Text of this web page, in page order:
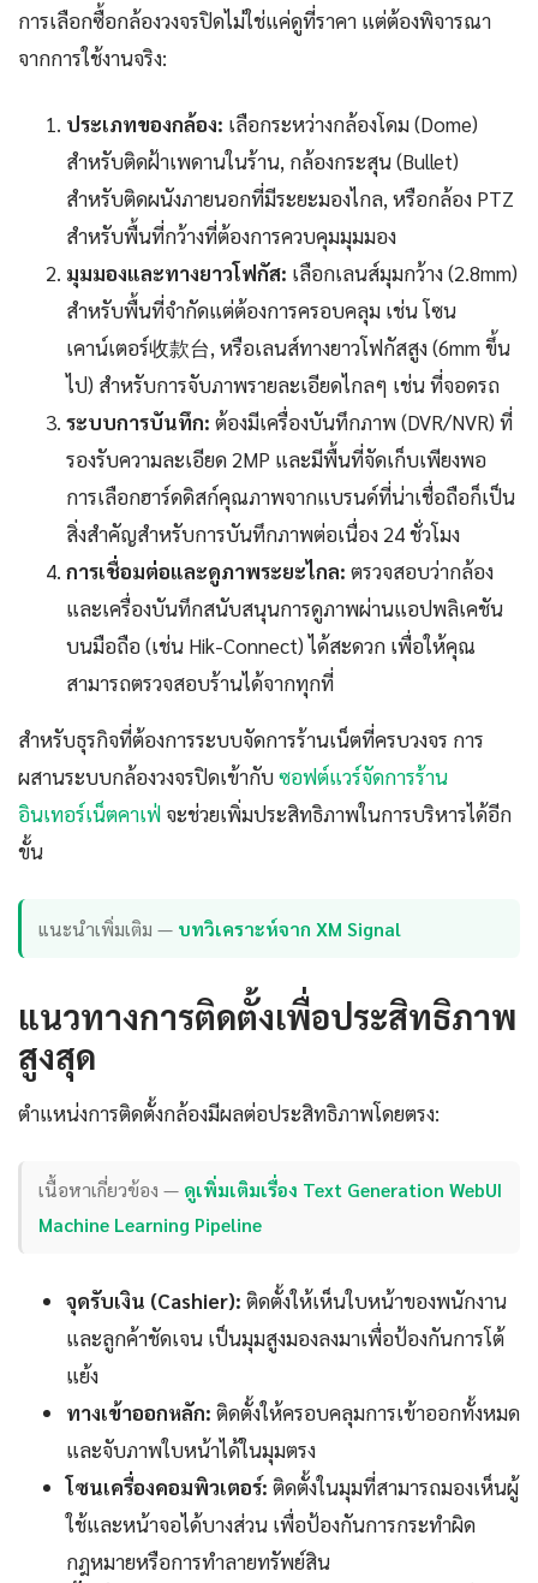
การเลือกซื้อกล้องวงจรปิดไม่ใช่แค่ดูที่ราคา แต่ต้องพิจารณา
จากการใช้งานจริง:
ประเภทของกล้อง: เลือกระหว่างกล้องโดม (Dome)
สำหรับติดฝ้าเพดานในร้าน, กล้องกระสุน (Bullet)
สำหรับติดผนังภายนอกที่มีระยะมองไกล, หรือกล้อง PTZ
สำหรับพื้นที่กว้างที่ต้องการควบคุมมุมมอง
มุมมองและทางยาวโฟกัส: เลือกเลนส์มุมกว้าง (2.8mm)
สำหรับพื้นที่จำกัดแต่ต้องการครอบคลุม เช่น โซน
เคาน์เตอร์收款台, หรือเลนส์ทางยาวโฟกัสสูง (6mm ขึ้น
ไป) สำหรับการจับภาพรายละเอียดไกลๆ เช่น ที่จอดรถ
ระบบการบันทึก: ต้องมีเครื่องบันทึกภาพ (DVR/NVR) ที่
รองรับความละเอียด 2MP และมีพื้นที่จัดเก็บเพียงพอ
การเลือกฮาร์ดดิสก์คุณภาพจากแบรนด์ที่น่าเชื่อถือก็เป็น
สิ่งสำคัญสำหรับการบันทึกภาพต่อเนื่อง 24 ชั่วโมง
การเชื่อมต่อและดูภาพระยะไกล: ตรวจสอบว่ากล้อง
และเครื่องบันทึกสนับสนุนการดูภาพผ่านแอปพลิเคชัน
บนมือถือ (เช่น Hik-Connect) ได้สะดวก เพื่อให้คุณ
สามารถตรวจสอบร้านได้จากทุกที่
สำหรับธุรกิจที่ต้องการระบบจัดการร้านเน็ตที่ครบวงจร การ
ผสานระบบกล้องวงจรปิดเข้ากับซอฟต์แวร์จัดการร้าน
อินเทอร์เน็ตคาเฟ่ จะช่วยเพิ่มประสิทธิภาพในการบริหารได้อีก
ขั้น
แนะนำเพิ่มเติม — บทวิเคราะห์จาก XM Signal
แนวทางการติดตั้งเพื่อประสิทธิภาพ
สูงสุด
ตำแหน่งการติดตั้งกล้องมีผลต่อประสิทธิภาพโดยตรง:
เนื้อหาเกี่ยวข้อง — ดูเพิ่มเติมเรื่อง Text Generation WebUI
Machine Learning Pipeline
จุดรับเงิน (Cashier): ติดตั้งให้เห็นใบหน้าของพนักงาน
และลูกค้าชัดเจน เป็นมุมสูงมองลงมาเพื่อป้องกันการโต้
แย้ง
ทางเข้าออกหลัก: ติดตั้งให้ครอบคลุมการเข้าออกทั้งหมด
และจับภาพใบหน้าได้ในมุมตรง
โซนเครื่องคอมพิวเตอร์: ติดตั้งในมุมที่สามารถมองเห็นผู้
ใช้และหน้าจอได้บางส่วน เพื่อป้องกันการกระทำผิด
กฎหมายหรือการทำลายทรัพย์สิน